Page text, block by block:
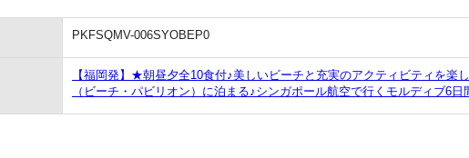
PKFSQMV-006SYOBEP0
【福岡発】★朝昼夕全10食付♪美しいビーチと充実のアクティビティを楽
（ビーチ・パビリオン）に泊まる♪シンガポール航空で行くモルディブ6日